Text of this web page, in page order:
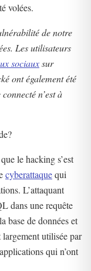
volées.
de notre
Les utilisateurs
sociauxsur
ont également été
n’est à
le hacking s’est
cyberattaquequi
L’attaquant
dans une requête
base de données et
utilisée par
qui n’ont